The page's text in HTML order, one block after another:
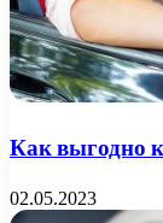
Как выгодно
02.05.2023